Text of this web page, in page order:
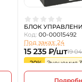
БЛОК
Код: 00-00015492
Под заказ: 24
15 235 ₽/шт19
-20%
Экономия